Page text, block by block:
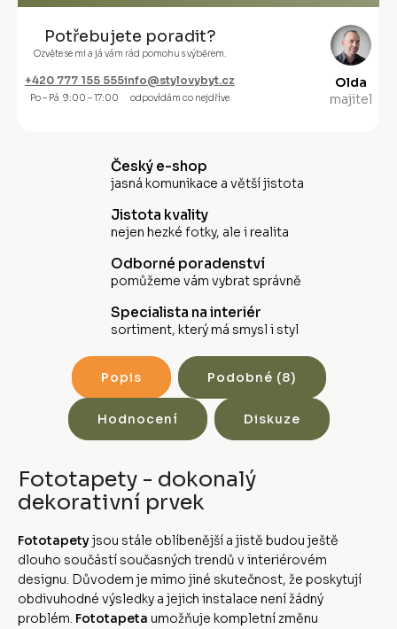
Potřebujete poradit?
Ozvěte se mi a já vám rád pomohu s výběrem.
+420 777 155 555
Po – Pá 9:00 – 17:00
info@stylovybyt.cz
odpovídám co nejdříve
Olda
majitel
Český e-shop
jasná komunikace a větší jistota
Jistota kvality
nejen hezké fotky, ale i realita
Odborné poradenství
pomůžeme vám vybrat správně
Specialista na interiér
sortiment, který má smysl i styl
Popis Podobné (8)
Hodnocení Diskuze
Fototapety - dokonalý
dekorativní prvek
Fototapetyjsou stále oblíbenější a jistě budou ještě
dlouho součástí současných trendů v interiérovém
designu. Důvodem je mimo jiné skutečnost, že poskytují
obdivuhodné výsledky a jejich instalace není žádný
problém. Fototapeta umožňuje kompletní změnu